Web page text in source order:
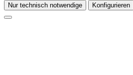
Nur technisch notwendige Konfigurieren